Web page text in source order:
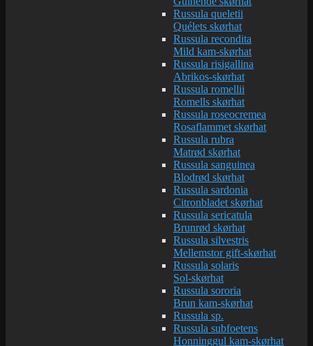
Russula queletii
Quélets skørhat
Russula recondita
Mild kam-skørhat
Russula risigallina
Abrikos-skørhat
Russula romellii
Romells skørhat
Russula roseocremea
Rosaflammet skørhat
Russula rubra
Matrød skørhat
Russula sanguinea
Blodrød skørhat
Russula sardonia
Citronbladet skørhat
Russula sericatula
Brunrød skørhat
Russula silvestris
Mellemstor gift-skørhat
Russula solaris
Sol-skørhat
Russula sororia
Brun kam-skørhat
Russula sp.
Russula subfoetens
Honninggul kam-skørhat